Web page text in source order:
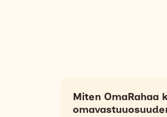
Miten OmaRahaa